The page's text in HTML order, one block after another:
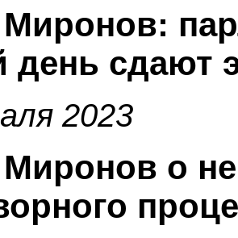
день сдают
2023
о